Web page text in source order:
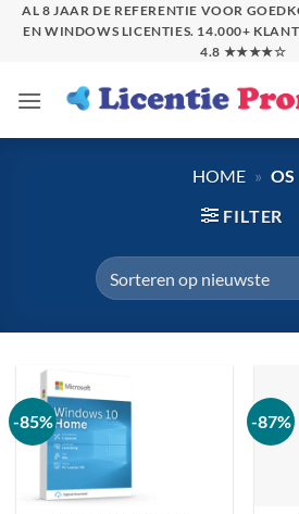
SkipAL 8 JAAR DE REFERENTIE VOOR
EN WINDOWS LICENTIES. 14.000+
4.8 ★★★★☆
HOME » OS
FILTER
-85% -87%